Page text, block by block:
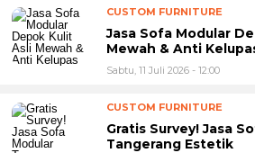
CUSTOM FURNITURE
Jasa Sofa Modular
Mewah & Anti
Sabtu, 11 Juli 2026 - 12:00
CUSTOM FURNITURE
Gratis Survey! Jasa
Tangerang Estetik